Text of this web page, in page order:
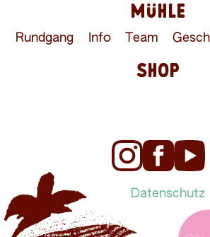
MÜHLE
Rundgang Info Team
SHOP
Datenschutz